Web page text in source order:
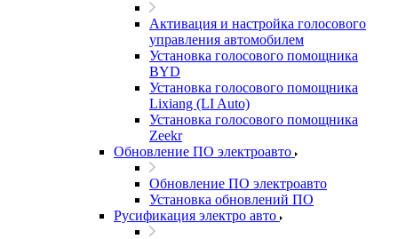
Активация и настройка голосового
управления автомобилем
Установка голосового помощника
BYD
Установка голосового помощника
Lixiang (LI Auto)
Установка голосового помощника
Zeekr
Обновление ПО электроавто
Обновление ПО электроавто
Установка обновлений ПО
Русификация электро авто